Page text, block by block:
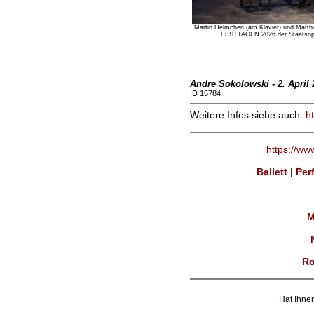
Martin Helmchen (am Klavier) und
FESTTAGEN 2026 der
Andre Sokolowski - 2. April
ID 15784
Weitere Infos siehe auch:
https://
Ballett |
Hat